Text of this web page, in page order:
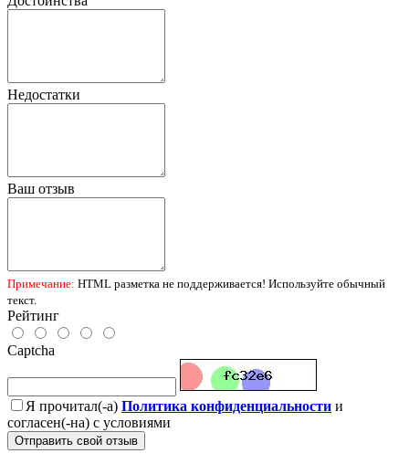
Недостатки
Ваш отзыв
Примечание: HTML разметка не поддерживается! Используйте обычный
текст.
Рейтинг
Captcha
Я прочитал(-а) Политика конфиденциальности и
согласен(-на) с условиями
Отправить свой отзыв